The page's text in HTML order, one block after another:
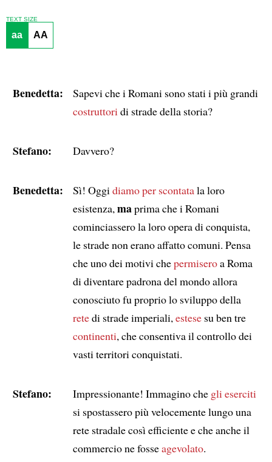
TEXT SIZE
aa AA
Benedetta:
Sapevi che i Romani sono stati i più grandi
costruttori di strade della storia?
Stefano: Davvero?
Benedetta: Sì! Oggi diamo per scontatala loro
esistenza, maprima che i Romani
cominciassero la loro opera di conquista,
le strade non erano affatto comuni. Pensa
che uno dei motivi chepermiseroa Roma
di diventare padrona del mondo allora
conosciuto fu proprio lo sviluppo della
retedi strade imperiali, estesesu ben tre
continenti, che consentiva il controllo dei
vasti territori conquistati.
Stefano: Impressionante! Immagino che gli eserciti
si spostassero più velocemente lungo una
rete stradale così efficiente e che anche il
commercio ne fosseagevolato.